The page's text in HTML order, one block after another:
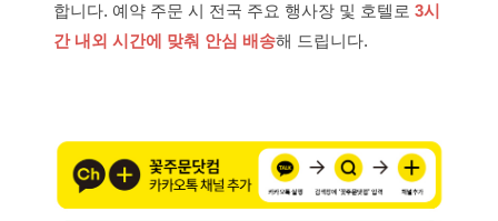
합니다. 예약 주문 시 전국 주요 행사장 및 호텔로 3시
간 내외 시간에 맞춰 안심 배송해 드립니다.